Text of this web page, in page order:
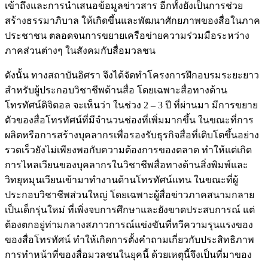
เข้าถึงและการนำเสนอข้อมูลข่าวสาร อีกทั้งยังเป็นการช่วย
สร้างธรรมาภิบาล ให้เกิดขึ้นและพัฒนาศักยภาพของสื่อในภาค
ประชาชน ตลอดจนการขยายเครือข่ายความร่วมมือระหว่าง
ภาคส่วนต่างๆ ในสังคมกับสื่อมวลชน
ดังนั้น ทางสถาบันอิศรา จึงได้จัดทำโครงการฝึกอบรมระยะยาว
สำหรับผู้ประกอบวิชาชีพด้านสื่อ โดยเฉพาะสื่อทางด้าน
โทรทัศน์ดิจิตอล จะเห็นว่า ในช่วง 2 – 3 ปี ที่ผ่านมา มีการขยาย
ตัวของสื่อโทรทัศน์ที่มีจำนวนช่องที่เพิ่มมากขึ้น ในขณะที่การ
ผลิตหรือการสร้างบุคลากรเพื่อรองรับธุรกิจสื่อที่เติบโตขึ้นอย่าง
รวดเร็วยังไม่เพียงพอกับความต้องการของตลาด ทำให้แต่เกิด
การไหลเวียนของบุคลากรในวิชาชีพสื่อทางด้านสิ่งพิมพ์และ
วิทยุหมุนเวียนเข้ามาทำงานด้านโทรทัศน์แทน ในขณะที่ผู้
ประกอบวิชาชีพส่วนใหญ่ โดยเฉพาะผู้สื่อข่าวภาคสนามกลาย
เป็นเด็กรุ่นใหม่ ที่เพิ่งจบการศึกษาและยังขาดประสบการณ์ แต่
ต้องตกอยู่ท่ามกลางสภาวการณ์แข่งขันที่ทวีความรุนแรงของ
ของสื่อโทรทัศน์ ทำให้เกิดการตั้งคำถามเกี่ยวกับประสิทธิภาพ
การทำหน้าที่ของสื่อมวลชนในยุคนี้ ด้วยเหตุนี้จึงเป็นที่มาของ